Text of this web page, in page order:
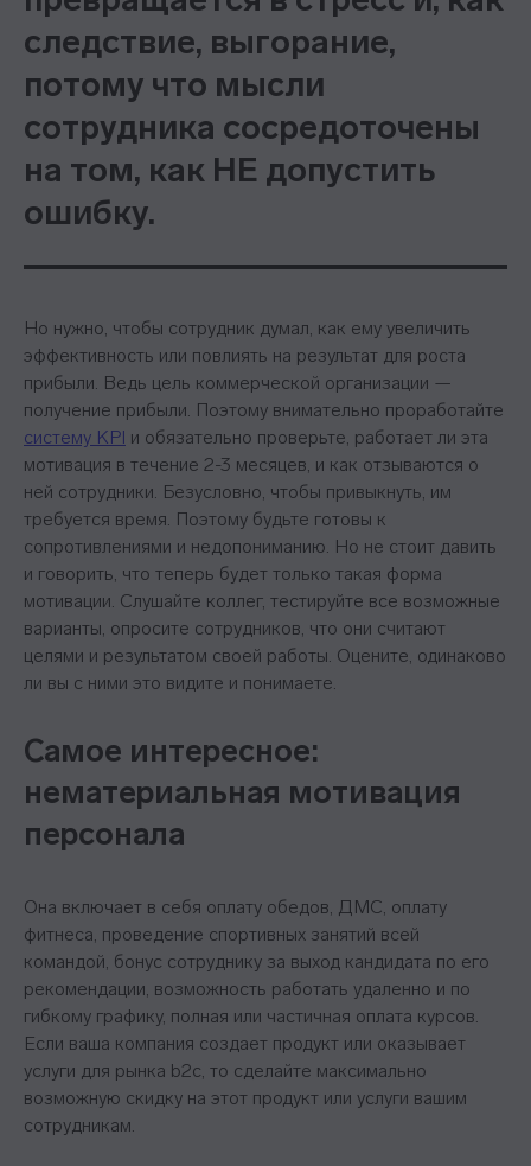
следствие, выгорание,
потому что мысли
сотрудника сосредоточены
на том, как НЕ допустить
ошибку.
Но нужно, чтобы сотрудник думал, как ему увеличить
эффективность или повлиять на результат для роста
прибыли. Ведь цель коммерческой организации —
получение прибыли. Поэтому внимательно проработайте
систему KPI и обязательно проверьте, работает ли эта
мотивация в течение 2-3 месяцев, и как отзываются о
ней сотрудники. Безусловно, чтобы привыкнуть, им
требуется время. Поэтому будьте готовы к
сопротивлениями и недопониманию. Но не стоит давить
и говорить, что теперь будет только такая форма
мотивации. Слушайте коллег, тестируйте все возможные
варианты, опросите сотрудников, что они считают
целями и результатом своей работы. Оцените, одинаково
ли вы с ними это видите и понимаете.
Самое интересное:
нематериальная мотивация
персонала
Она включает в себя оплату обедов, ДМС, оплату
фитнеса, проведение спортивных занятий всей
командой, бонус сотруднику за выход кандидата по его
рекомендации, возможность работать удаленно и по
гибкому графику, полная или частичная оплата курсов.
Если ваша компания создает продукт или оказывает
услуги для рынка b2c, то сделайте максимально
возможную скидку на этот продукт или услуги вашим
сотрудникам.